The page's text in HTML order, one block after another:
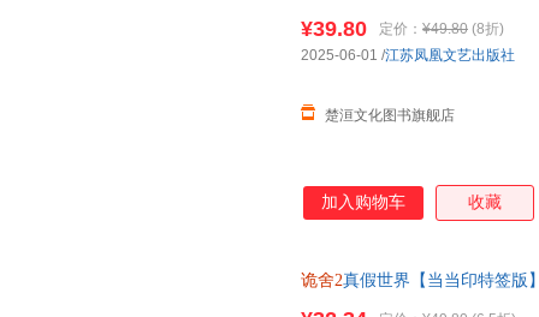
¥39.80 定价： ¥49.80 (8折)
楚洹文化图书旗舰店
2025-06-01 /江苏凤凰文艺出版社
加入购物车 收藏
诡舍2真假世界【当当印特签版